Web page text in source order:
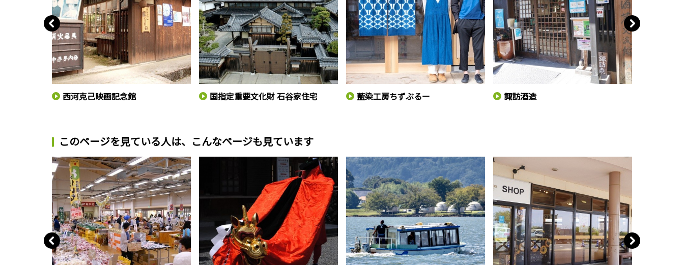
西河克己映画記念館 国指定重要文化財 石谷家住宅 藍染工房ちずぶるー 諏訪酒造
このページを見ている人は、 こんなページも見ています